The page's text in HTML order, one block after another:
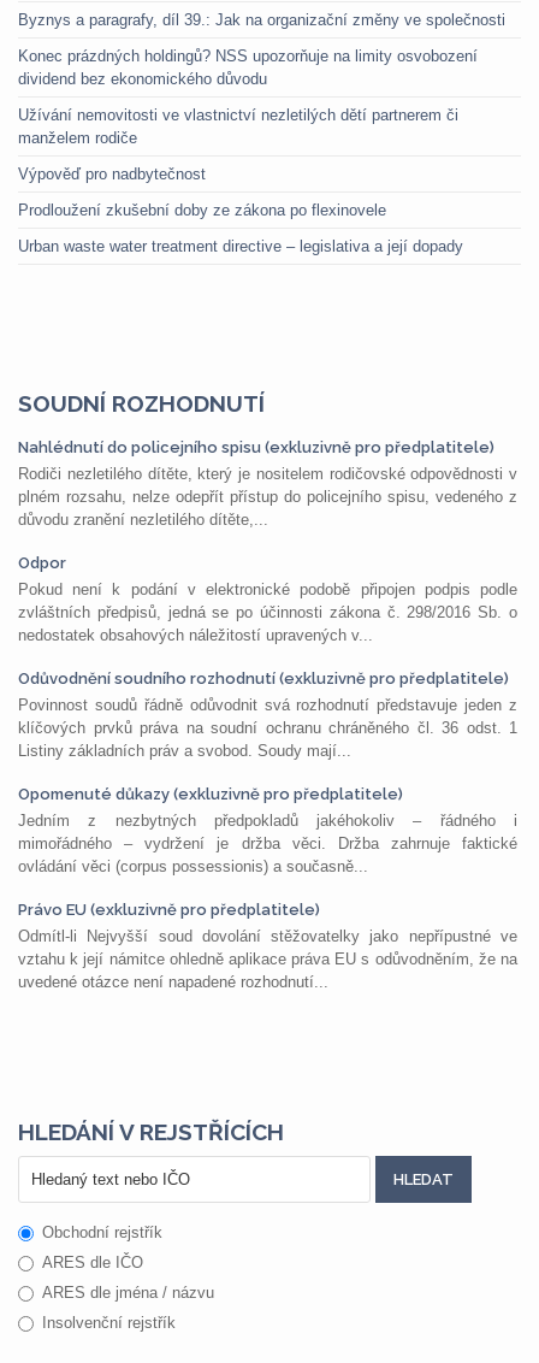
Byznys a paragrafy, díl 39.: Jak na organizační změny ve společnosti
Konec prázdných holdingů? NSS upozorňuje na limity osvobození
dividend bez ekonomického důvodu
Užívání nemovitosti ve vlastnictví nezletilých dětí partnerem či
manželem rodiče
Výpověď pro nadbytečnost
Prodloužení zkušební doby ze zákona po flexinovele
Urban waste water treatment directive – legislativa a její dopady
SOUDNÍ ROZHODNUTÍ
Nahlédnutí do policejního spisu (exkluzivně pro předplatitele)
Rodiči nezletilého dítěte, který je nositelem rodičovské odpovědnosti v
plném rozsahu, nelze odepřít přístup do policejního spisu, vedeného z
důvodu zranění nezletilého dítěte,...
Odpor
Pokud není k podání v elektronické podobě připojen podpis podle
zvláštních předpisů, jedná se po účinnosti zákona č. 298/2016 Sb. o
nedostatek obsahových náležitostí upravených v...
Odůvodnění soudního rozhodnutí (exkluzivně pro předplatitele)
Povinnost soudů řádně odůvodnit svá rozhodnutí představuje jeden z
klíčových prvků práva na soudní ochranu chráněného čl. 36 odst. 1
Listiny základních práv a svobod. Soudy mají...
Opomenuté důkazy (exkluzivně pro předplatitele)
Jedním z nezbytných předpokladů jakéhokoliv – řádného i
mimořádného – vydržení je držba věci. Držba zahrnuje faktické
ovládání věci (corpus possessionis) a současně...
Právo EU (exkluzivně pro předplatitele)
Odmítl-li Nejvyšší soud dovolání stěžovatelky jako nepřípustné ve
vztahu k její námitce ohledně aplikace práva EU s odůvodněním, že na
uvedené otázce není napadené rozhodnutí...
HLEDÁNÍ V REJSTŘÍCÍCH
Obchodní rejstřík
ARES dle IČO
ARES dle jména / názvu
Insolvenční rejstřík